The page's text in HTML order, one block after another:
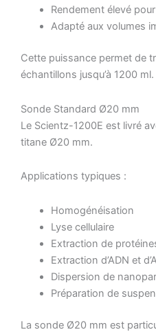
Rendement élevé
Adapté aux volumes
Cette puissance permet de
échantillons jusqu’à 1200 ml.
Sonde Standard Ø20 mm
Le Scientz-1200E est livré
titane Ø20 mm.
Applications typiques :
Homogénéisation
Lyse cellulaire
Extraction de
Extraction d’ADN et
Dispersion de
Préparation de
La sonde Ø20 mm est